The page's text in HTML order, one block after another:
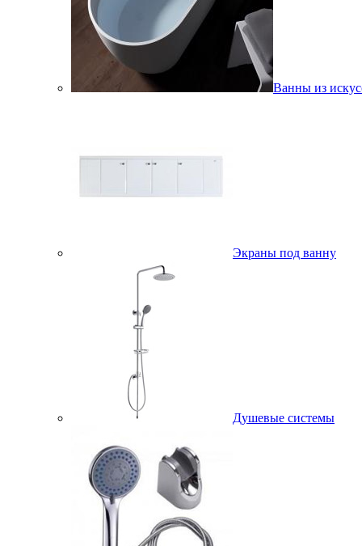
Ванны из
Экраны под ванну
Душевые системы